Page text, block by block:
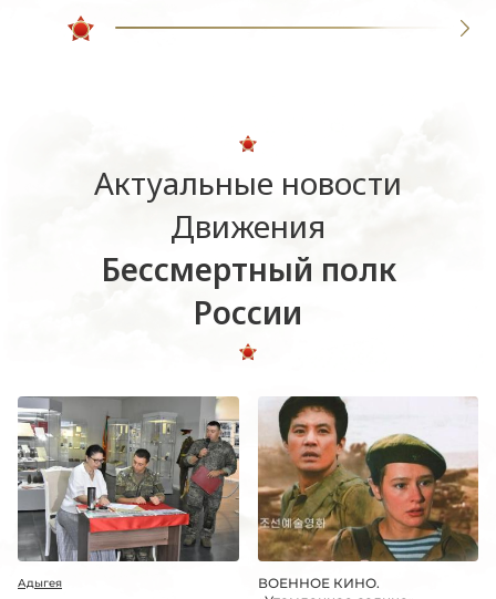
Актуальные новости
Движения
Бессмертный полк
России
Адыгея
ВОЕННОЕ КИНО.